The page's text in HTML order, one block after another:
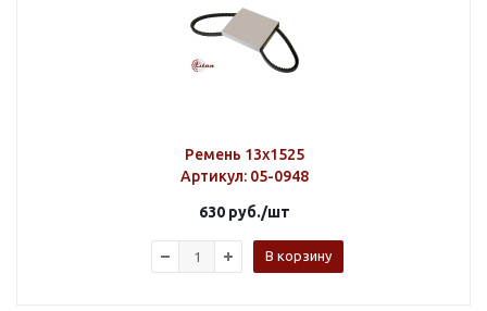
Ремень 13х1525
Артикул: 05-0948
630руб./шт
В корзину